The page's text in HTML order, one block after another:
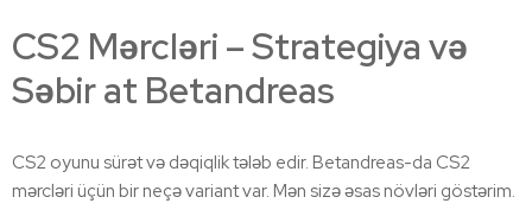
CS2 Mərcləri – Strategiya və
Səbir at Betandreas
CS2 oyunu sürət və dəqiqlik tələb edir. Betandreas-da CS2
mərcləri üçün bir neçə variant var. Mən sizə əsas növləri göstərim.